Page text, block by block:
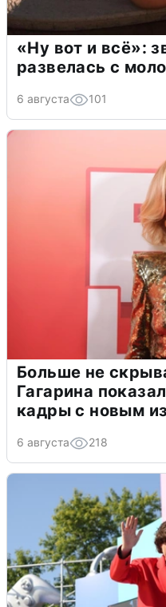
«Ну вот и всё»:
развелась с
6 августа 101
Больше не
Гагарина
кадры с новым
6 августа 218